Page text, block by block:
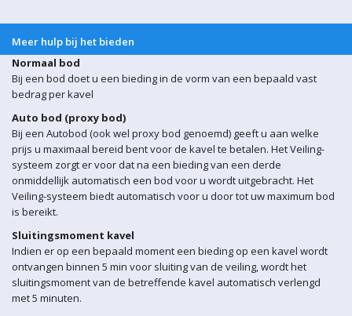
Meer hulp bij het bieden
Normaal bod
Bij een bod doet u een bieding in de vorm van een bepaald vast
bedrag per kavel
Auto bod (proxy bod)
Bij een Autobod (ook wel proxy bod genoemd) geeft u aan welke
prijs u maximaal bereid bent voor de kavel te betalen. Het Veiling-
systeem zorgt er voor dat na een bieding van een derde
onmiddellijk automatisch een bod voor u wordt uitgebracht. Het
Veiling-systeem biedt automatisch voor u door tot uw maximum bod
is bereikt.
Sluitingsmoment kavel
Indien er op een bepaald moment een bieding op een kavel wordt
ontvangen binnen 5 min voor sluiting van de veiling, wordt het
sluitingsmoment van de betreffende kavel automatisch verlengd
met 5 minuten.